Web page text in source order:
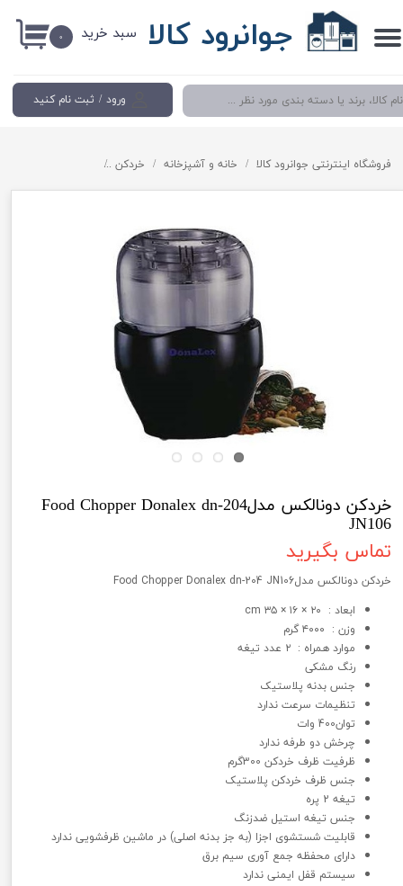
جوانرود کالا
ورود / ثبت نام کنید
حساب کاربری من
تغییر گذر واژه
سفارشات
خروج از حساب کاربری
۰ سبد خرید
فروشگاه اینترنتی جوانرود کالا خانه و آشپزخانه خردکن
خردکن دونالکس مدلFood Chopper Donalex dn-204
JN106
تماس بگیرید
خردکن دونالکس مدلFood Chopper Donalex dn-204 JN106
ابعاد : ۲۰ × ۱۶ × ۳۵ cm
وزن : ۴۰۰۰ گرم
موارد همراه : ۲ عدد تیغه
رنگ مشکی
جنس بدنه پلاستیک
تنظیمات سرعت ندارد
توان400 وات
چرخش دو طرفه ندارد
ظرفیت ظرف خردکن 300گرم
جنس ظرف خردکن پلاستیک
تیغه 2 پره
جنس تیغه استیل ضدزنگ
قابلیت شستشوی اجزا (به جز بدنه اصلی) در ماشین ظرفشویی ندارد
دارای محفظه جمع آوری سیم برق
سیستم قفل ایمنی ندارد